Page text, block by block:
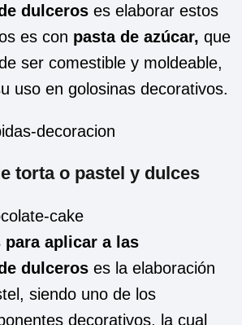
dulceros es elaborar estos
es con pasta de azúcar, que
ser comestible y moldeable,
uso en golosinas decorativos.
torta o pastel y dulces
para aplicar a las
dulceros es la elaboración
siendo uno de los
decorativos, la cual